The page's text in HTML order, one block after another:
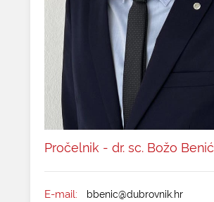
Pročelnik - dr. sc. Božo Benić
E-mail: bbenic@dubrovnik.hr